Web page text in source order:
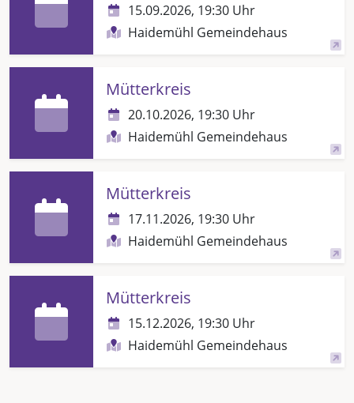
15.09.2026, 19:30 Uhr
Haidemühl Gemeindehaus
Mütterkreis
20.10.2026, 19:30 Uhr
Haidemühl Gemeindehaus
Mütterkreis
17.11.2026, 19:30 Uhr
Haidemühl Gemeindehaus
Mütterkreis
15.12.2026, 19:30 Uhr
Haidemühl Gemeindehaus